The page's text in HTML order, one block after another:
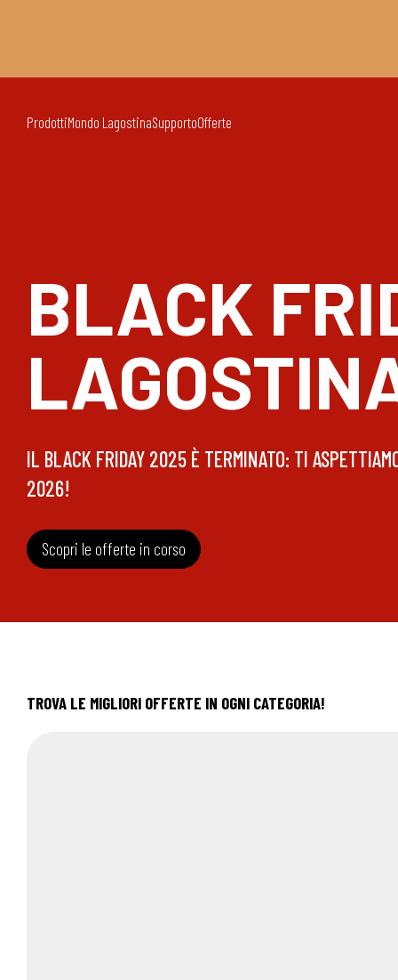
ProdottiMondo LagostinaSupportoOfferte
BLACK
IL BLACK FRIDAY 2025 È TERMINATO: TI
2026!
Scopri le offerte in corso
TROVA LE MIGLIORI OFFERTE IN OGNI CATEGORIA!